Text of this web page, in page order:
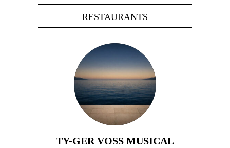
RESTAURANTS
TY-GER VOSS MUSICAL